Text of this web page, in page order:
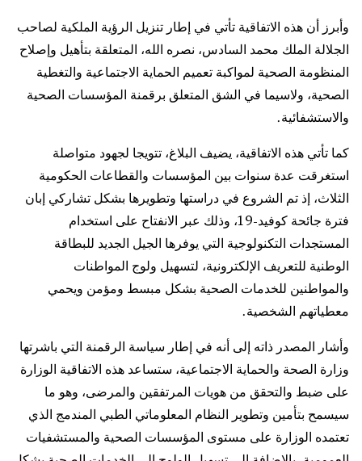
وأبرز أن هذه الاتفاقية تأتي في إطار تنزيل الرؤية الملكية لصاحب
الجلالة الملك محمد السادس، نصره الله، المتعلقة بتأهيل وإصلاح
المنظومة الصحية لمواكبة تعميم الحماية الاجتماعية والتغطية
الصحية، ولاسيما في الشق المتعلق برقمنة المؤسسات الصحية
والاستشفائية.
كما تأتي هذه الاتفاقية، يضيف البلاغ، تتويجا لجهود متواصلة
استغرقت عدة سنوات بين المؤسسات والقطاعات الحكومية
الثلاث، إذ تم الشروع في دراستها وتطويرها بشكل تشاركي إبان
فترة جائحة كوفيد-19، وذلك عبر الانفتاح على استخدام
المستجدات التكنولوجية التي يوفرها الجيل الجديد للبطاقة
الوطنية للتعريف الإلكترونية، لتسهيل ولوج المواطنات
والمواطنين للخدمات الصحية بشكل مبسط ومؤمن ويحمي
معطياتهم الشخصية.
وأشار المصدر ذاته إلى أنه في إطار سياسة الرقمنة التي باشرتها
وزارة الصحة والحماية الاجتماعية، ستساعد هذه الاتفاقية الوزارة
على ضبط والتحقق من هويات المرتفقين والمرضى، وهو ما
سيسمح بتأمين وتطوير النظام المعلوماتي الطبي المندمج الذي
تعتمده الوزارة على مستوى المؤسسات الصحية والمستشفيات